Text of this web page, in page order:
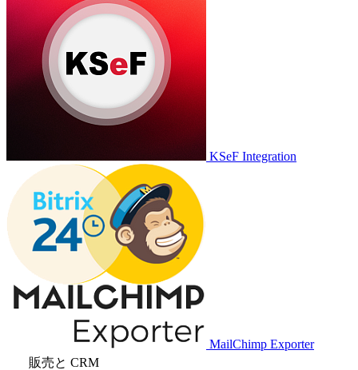
KSeF Integration
MailChimp Exporter
販売と CRM